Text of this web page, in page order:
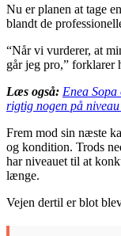
Nu er planen at tage
blandt de
“Når vi vurderer, at
går jeg pro,” forklarer
Læs også: Enea
rigtig nogen på
Frem mod sin næste
og kondition. Trods
har niveauet til at
længe.
Vejen dertil er blot